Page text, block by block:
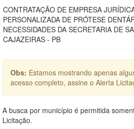
CONTRATAÇÃO DE EMPRESA
PERSONALIZADA DE PRÓTESE
NECESSIDADES DA SECRETARIA DE
CAJAZEIRAS - PB
Obs: Estamos mostrando apenas
acesso completo, assine o Alerta
A busca por município é permitida
Licitação.